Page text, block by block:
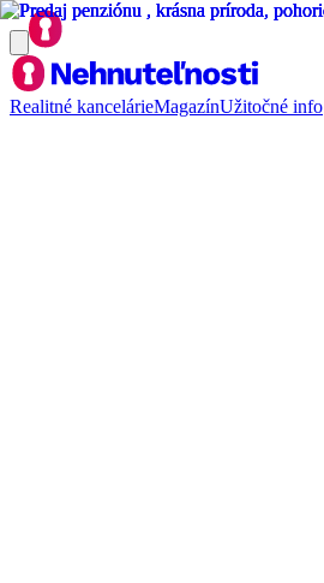
Realitné kancelárieMagazínUžitočné info